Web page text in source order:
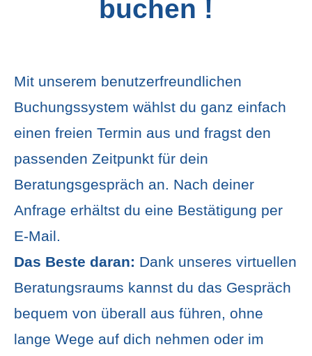
buchen !
Mit unserem benutzerfreundlichen
Buchungssystem wählst du ganz einfach
einen freien Termin aus und fragst den
passenden Zeitpunkt für dein
Beratungsgespräch an. Nach deiner
Anfrage erhältst du eine Bestätigung per
E-Mail.
Das Beste daran: Dank unseres virtuellen
Beratungsraums kannst du das Gespräch
bequem von überall aus führen, ohne
lange Wege auf dich nehmen oder im